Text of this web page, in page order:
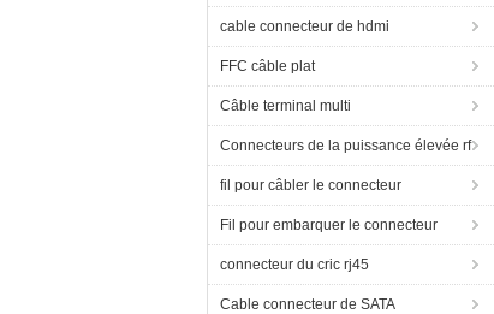
cable connecteur de hdmi
FFC câble plat
Câble terminal multi
Connecteurs de la puissance élevée rf
fil pour câbler le connecteur
Fil pour embarquer le connecteur
connecteur du cric rj45
Cable connecteur de SATA